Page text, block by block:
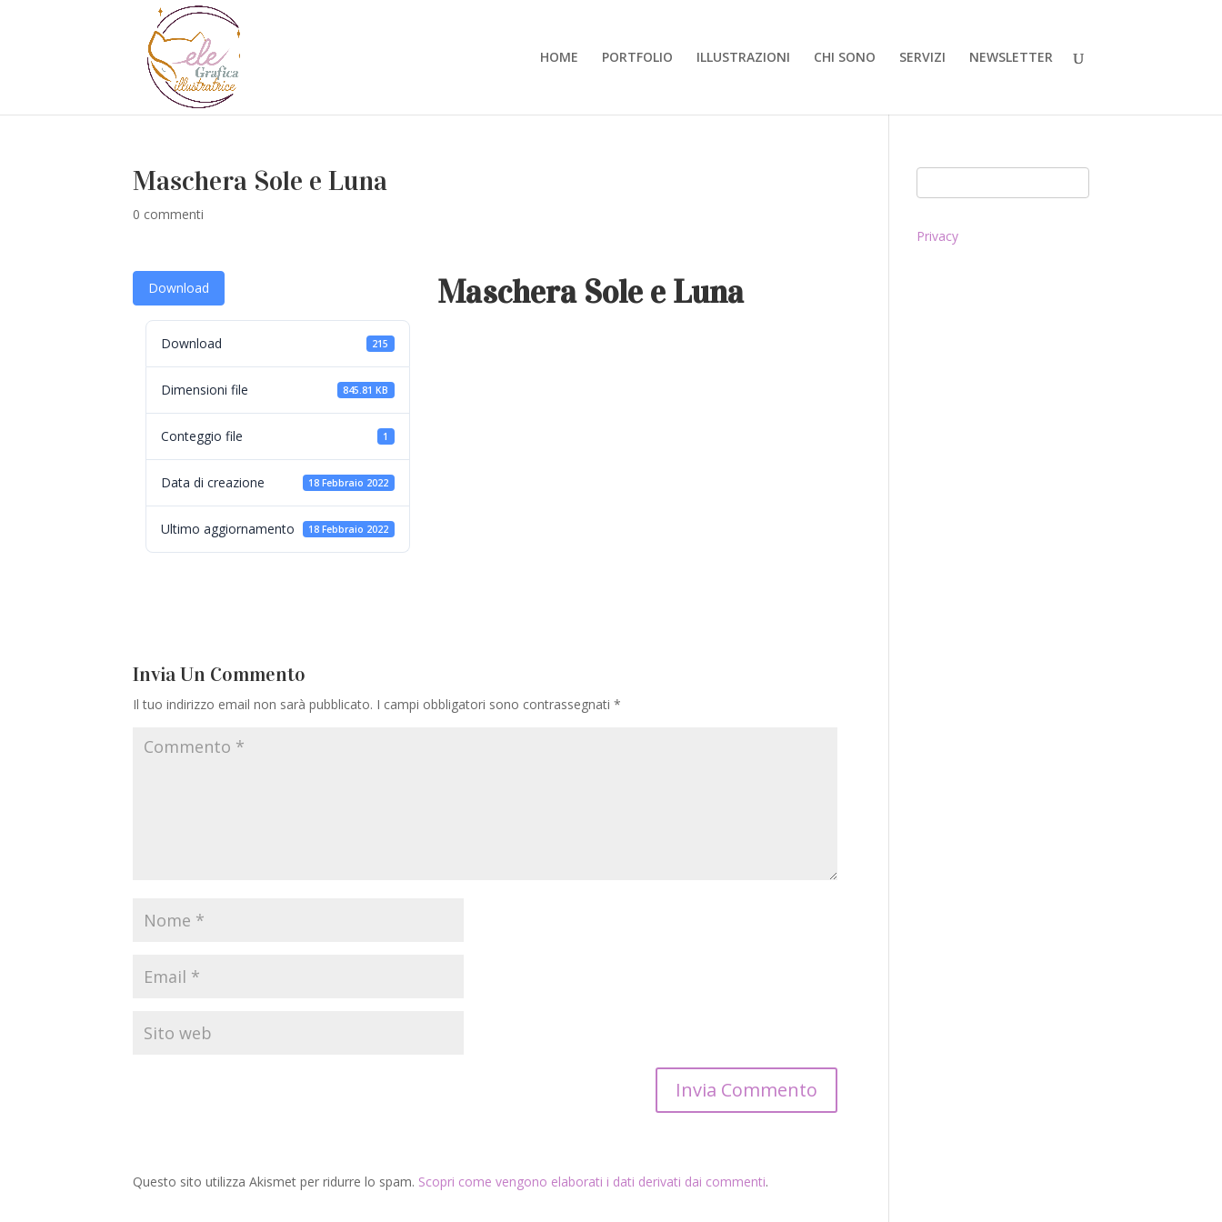
HOME PORTFOLIO ILLUSTRAZIONI CHI SONO SERVIZI NEWSLETTER
Maschera Sole e Luna
0 commenti
Download
Download 215
Dimensioni file 845.81 KB
Conteggio file 1
Data di creazione 18 Febbraio 2022
Ultimo aggiornamento 18 Febbraio 2022
Maschera Sole e Luna
Invia Un Commento
Il tuo indirizzo email non sarà pubblicato. I campi obbligatori sono contrassegnati *
Questo sito utilizza Akismet per ridurre lo spam. Scopri come vengono elaborati i dati derivati dai commenti.
Privacy